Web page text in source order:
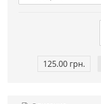
Сега Мега Драйв 2
качество!)
125.00 грн.